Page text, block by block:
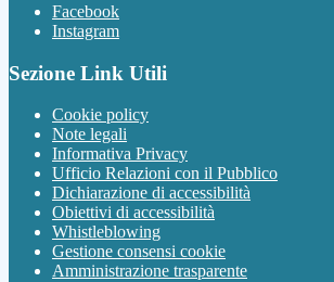
Facebook
Instagram
Sezione Link Utili
Cookie policy
Note legali
Informativa Privacy
Ufficio Relazioni con il Pubblico
Dichiarazione di accessibilità
Obiettivi di accessibilità
Whistleblowing
Gestione consensi cookie
Amministrazione trasparente